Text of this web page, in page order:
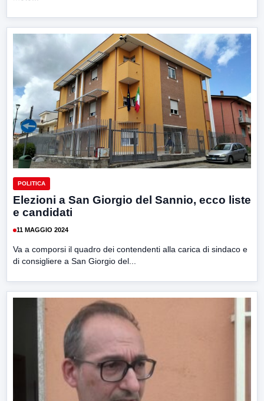
POLITICA
Elezioni a San Giorgio del Sannio, ecco liste
e candidati
11 MAGGIO 2024
Va a comporsi il quadro dei contendenti alla carica di sindaco e
di consigliere a San Giorgio del...